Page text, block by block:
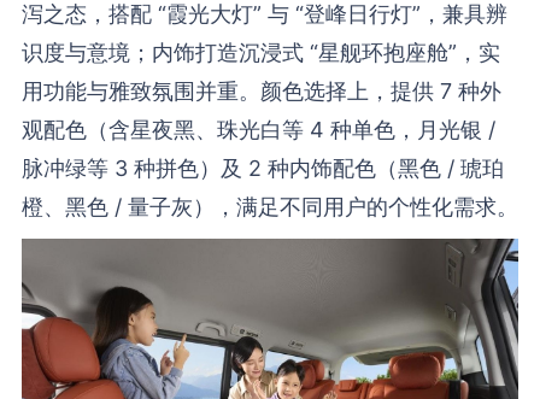
泻之态，搭配 “霞光大灯” 与 “登峰日行灯”，兼具辨
识度与意境；内饰打造沉浸式 “星舰环抱座舱”，实
用功能与雅致氛围并重。颜色选择上，提供 7 种外
观配色（含星夜黑、珠光白等 4 种单色，月光银 /
脉冲绿等 3 种拼色）及 2 种内饰配色（黑色 / 琥珀
橙、黑色 / 量子灰），满足不同用户的个性化需求。